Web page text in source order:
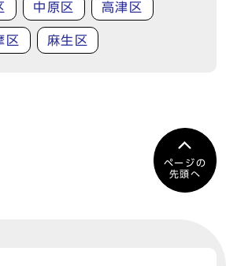
中原区 高津区
区 麻生区
ページの
先頭へ